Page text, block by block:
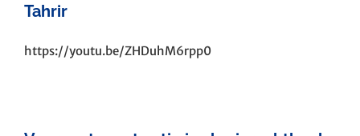
Tahrir
https://youtu.be/ZHDuhM6rpp0